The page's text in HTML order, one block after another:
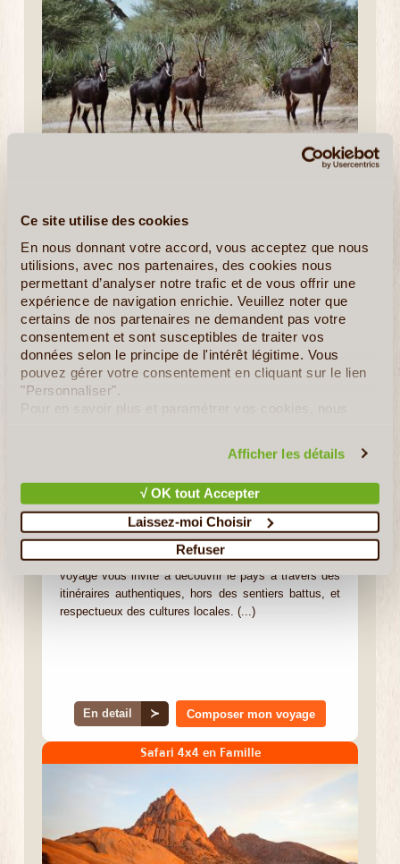
Ce site utilise des cookies
En nous donnant votre accord, vous acceptez que nous
utilisions, avec nos partenaires, des cookies nous
permettant d’analyser notre trafic et de vous offrir une
expérience de navigation enrichie. Veuillez noter que
certains de nos partenaires ne demandent pas votre
consentement et sont susceptibles de traiter vos
données selon le principe de l'intérêt légitime. Vous
pouvez gérer votre consentement en cliquant sur le lien
"Personnaliser".
Pour en savoir plus et paramétrer vos cookies, nous
Afficher les détails
√ OK tout Accepter
Laissez-moi Choisir
Refuser
©
C’est un tout autre pays à l’intérieur même de la Namibie :
En détail ≻
Votre Experte Locale
Bienvenue en Namibie, probablement l'une des
destinations les plus complètes et les plus riches de
l'Afrique Australe. Depuis 2006, notre agence de
voyage vous invite à découvrir le pays à travers des
itinéraires authentiques, hors des sentiers battus, et
respectueux des cultures locales. (...)
En detail ≻ Composer mon voyage
Safari 4x4 en Famille